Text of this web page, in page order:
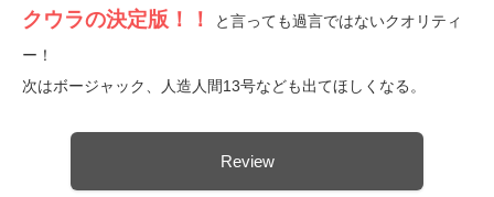
クウラの決定版！！
と言っても過言ではないクオリティ
ー！
次はボージャック、人造人間13号なども出てほしくなる。
Review